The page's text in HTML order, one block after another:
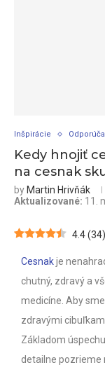
Inšpirácie
Kedy hnojiť
na cesnak
by Martin Hrivňák
Aktualizované: 11.
4.4 (34)
Cesnakje
chutný, zdravý a
medicíne. Aby
zdravými
Základom
detailne pozrieme